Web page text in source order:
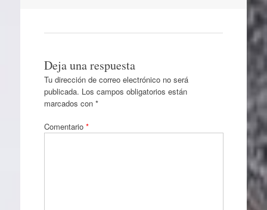
Deja una respuesta
Tu dirección de correo electrónico no será
publicada. Los campos obligatorios están
marcados con *
Comentario *